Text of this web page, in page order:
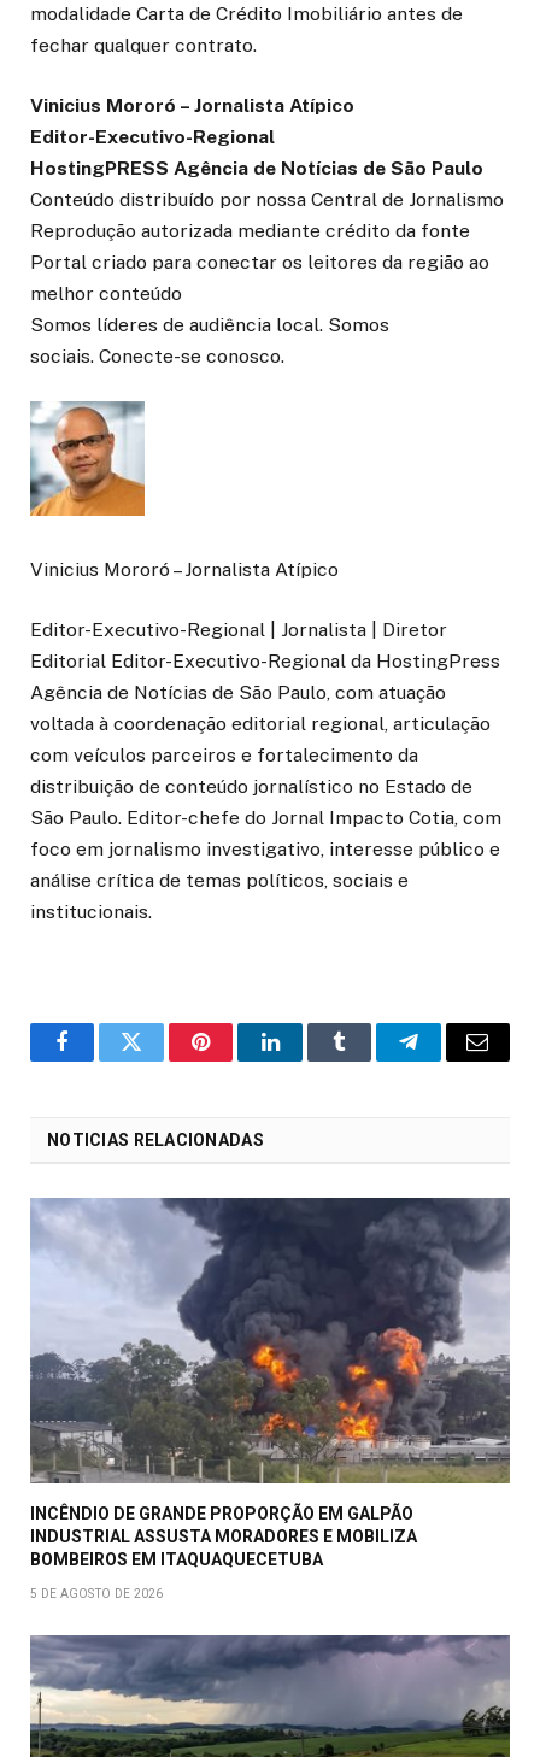
modalidade Carta de Crédito Imobiliário antes de
fechar qualquer contrato.
Vinicius Mororó – Jornalista Atípico
Editor-Executivo-Regional
HostingPRESS Agência de Notícias de São Paulo
Conteúdo distribuído por nossa Central de Jornalismo
Reprodução autorizada mediante crédito da fonte
Portal criado para conectar os leitores da região ao
melhor conteúdo
Somos líderes de audiência local. Somos
sociais. Conecte-se conosco.
Vinicius Mororó – Jornalista Atípico
Editor-Executivo-Regional | Jornalista | Diretor
Editorial Editor-Executivo-Regional da HostingPress
Agência de Notícias de São Paulo, com atuação
voltada à coordenação editorial regional, articulação
com veículos parceiros e fortalecimento da
distribuição de conteúdo jornalístico no Estado de
São Paulo. Editor-chefe do Jornal Impacto Cotia, com
foco em jornalismo investigativo, interesse público e
análise crítica de temas políticos, sociais e
institucionais.
o
Twitter PinterestLinkedInTumblr Telegrama
E-
NOTICIAS RELACIONADAS
INCÊNDIO DE GRANDE PROPORÇÃO EM GALPÃO
INDUSTRIAL ASSUSTA MORADORES E MOBILIZA
BOMBEIROS EM ITAQUAQUECETUBA
5 DE AGOSTO DE 2026